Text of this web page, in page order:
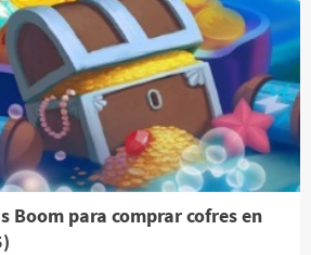
Boom para comprar cofres en